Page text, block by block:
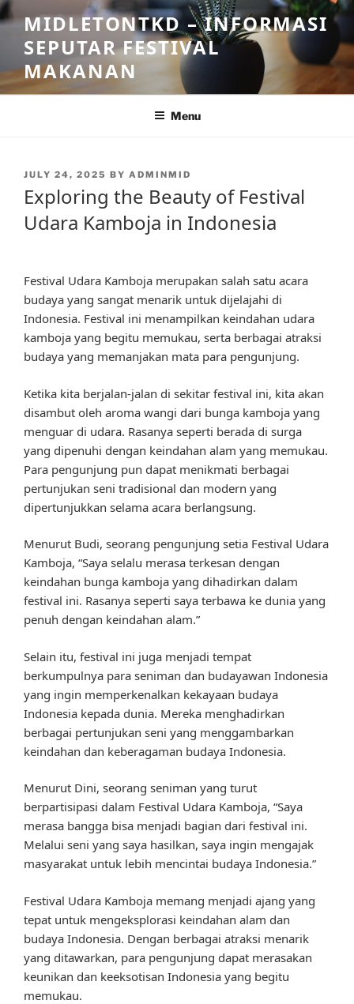
Skip
to
content
MIDLETONTKD – INFORMASI
SEPUTAR FESTIVAL
MAKANAN
Menu
POSTED
JULY 24, 2025 BY ADMINMID
Exploring the Beauty of Festival
Udara Kamboja in Indonesia
Festival Udara Kamboja merupakan salah satu acara
budaya yang sangat menarik untuk dijelajahi di
Indonesia. Festival ini menampilkan keindahan udara
kamboja yang begitu memukau, serta berbagai atraksi
budaya yang memanjakan mata para pengunjung.
Ketika kita berjalan-jalan di sekitar festival ini, kita akan
disambut oleh aroma wangi dari bunga kamboja yang
menguar di udara. Rasanya seperti berada di surga
yang dipenuhi dengan keindahan alam yang memukau.
Para pengunjung pun dapat menikmati berbagai
pertunjukan seni tradisional dan modern yang
dipertunjukkan selama acara berlangsung.
Menurut Budi, seorang pengunjung setia Festival Udara
Kamboja, “Saya selalu merasa terkesan dengan
keindahan bunga kamboja yang dihadirkan dalam
festival ini. Rasanya seperti saya terbawa ke dunia yang
penuh dengan keindahan alam.”
Selain itu, festival ini juga menjadi tempat
berkumpulnya para seniman dan budayawan Indonesia
yang ingin memperkenalkan kekayaan budaya
Indonesia kepada dunia. Mereka menghadirkan
berbagai pertunjukan seni yang menggambarkan
keindahan dan keberagaman budaya Indonesia.
Menurut Dini, seorang seniman yang turut
berpartisipasi dalam Festival Udara Kamboja, “Saya
merasa bangga bisa menjadi bagian dari festival ini.
Melalui seni yang saya hasilkan, saya ingin mengajak
masyarakat untuk lebih mencintai budaya Indonesia.”
Festival Udara Kamboja memang menjadi ajang yang
tepat untuk mengeksplorasi keindahan alam dan
budaya Indonesia. Dengan berbagai atraksi menarik
yang ditawarkan, para pengunjung dapat merasakan
keunikan dan keeksotisan Indonesia yang begitu
memukau.